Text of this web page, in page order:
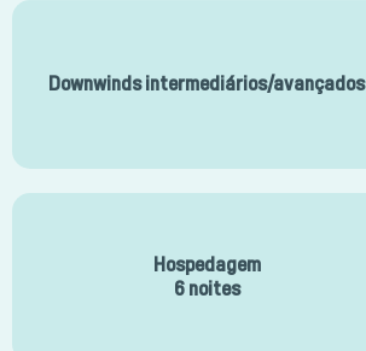
Downwinds intermediários/avançados
Hospedagem
6 noites